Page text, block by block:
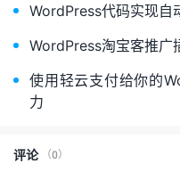
WordPress代码实现自
WordPress淘宝客推广
使用轻云支付给你的
力
评论（0）